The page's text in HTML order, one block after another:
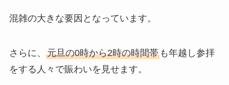
混雑の大きな要因となっています。
さらに、 元旦の0時から2時の時間帯も年越し参拝
をする人々で賑わいを見せます。